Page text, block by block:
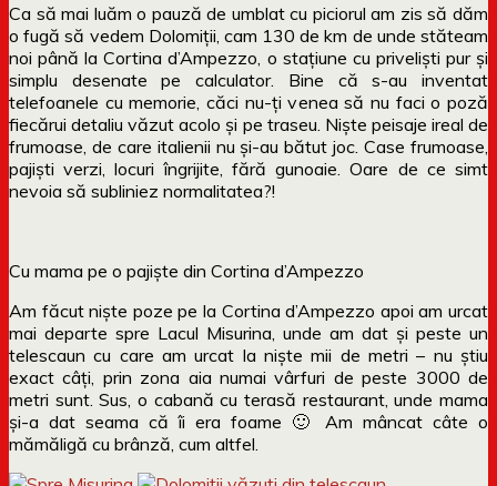
Ca să mai luăm o pauză de umblat cu piciorul am zis să dăm
o fugă să vedem Dolomiții, cam 130 de km de unde stăteam
noi până la Cortina d’Ampezzo, o stațiune cu priveliști pur și
simplu desenate pe calculator. Bine că s-au inventat
telefoanele cu memorie, căci nu-ți venea să nu faci o poză
fiecărui detaliu văzut acolo și pe traseu. Niște peisaje ireal de
frumoase, de care italienii nu și-au bătut joc. Case frumoase,
pajiști verzi, locuri îngrijite, fără gunoaie. Oare de ce simt
nevoia să subliniez normalitatea?!
Cu mama pe o pajiște din Cortina d’Ampezzo
Am făcut niște poze pe la Cortina d’Ampezzo apoi am urcat
mai departe spre Lacul Misurina, unde am dat și peste un
telescaun cu care am urcat la niște mii de metri – nu știu
exact câți, prin zona aia numai vârfuri de peste 3000 de
metri sunt. Sus, o cabană cu terasă restaurant, unde mama
și-a dat seama că îi era foame 🙂 Am mâncat câte o
mămăligă cu brânză, cum altfel.